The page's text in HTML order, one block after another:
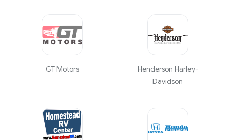
GT Motors
Henderson Harley-
Davidson